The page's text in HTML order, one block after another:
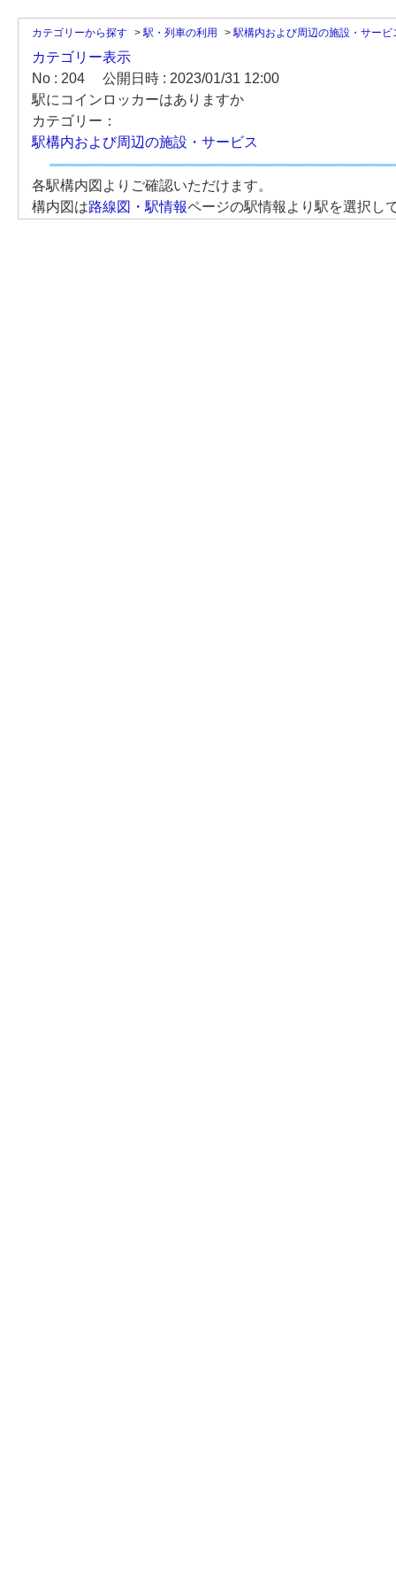
カテゴリーから探す >駅・列車の利用 >駅構内および周辺の施設・サービ
カテゴリー表示
No : 204
公開日時 : 2023/01/31 12:00
駅にコインロッカーはありますか
カテゴリー：
駅構内および周辺の施設・サービス
各駅構内図よりご確認いただけます。
構内図は路線図・駅情報ページの駅情報より駅を選択し